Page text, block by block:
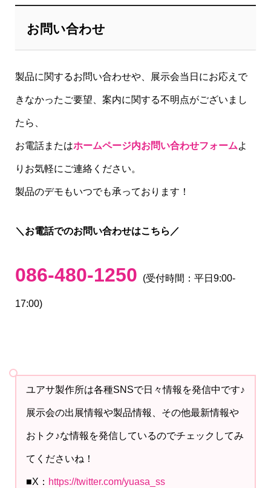
お問い合わせ
製品に関するお問い合わせや、展示会当日にお応えで
きなかったご要望、案内に関する不明点がございまし
たら、
お電話またはホームページ内お問い合わせフォームよ
りお気軽にご連絡ください。
製品のデモもいつでも承っております！
＼お電話でのお問い合わせはこちら／
086-480-1250 (受付時間：平日9:00-
17:00)
ユアサ製作所は各種SNSで日々情報を発信中です♪
展示会の出展情報や製品情報、その他最新情報や
おトク♪な情報を発信しているのでチェックしてみ
てくださいね！
■X： https://twitter.com/yuasa_ss